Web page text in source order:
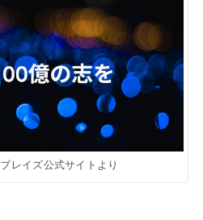
レイズ公式サイトより